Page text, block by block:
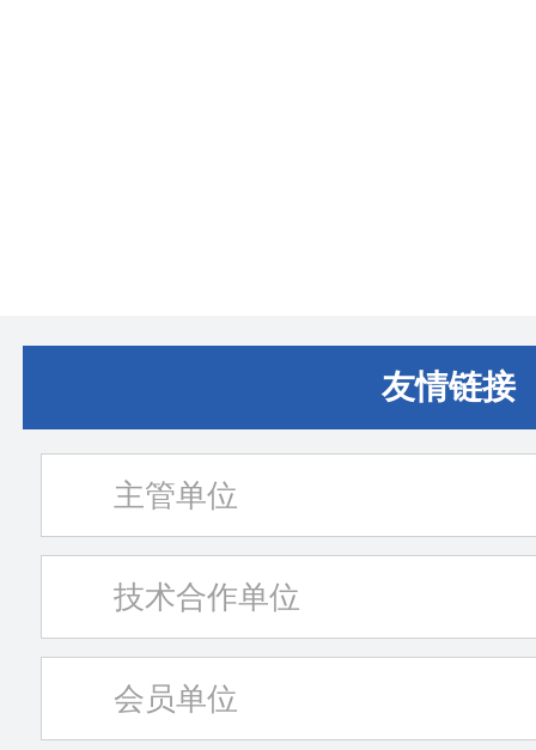
友情链接
主管单位
技术合作单位
会员单位